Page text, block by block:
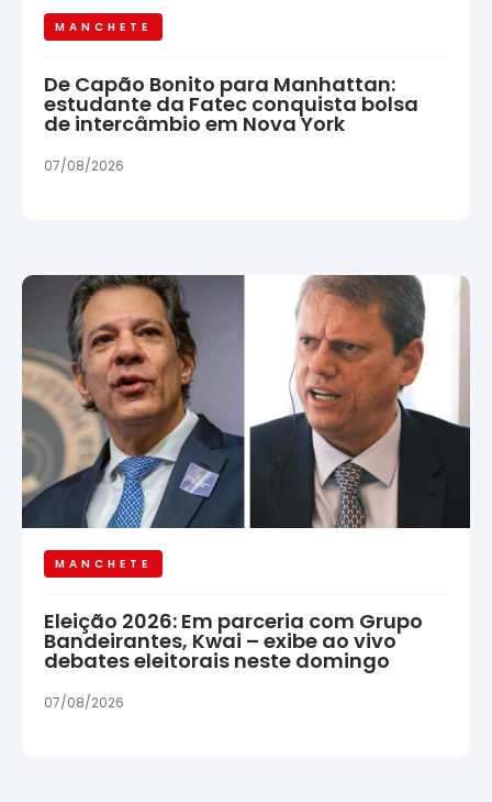
MANCHETE
De Capão Bonito para Manhattan:
estudante da Fatec conquista bolsa
de intercâmbio em Nova York
07/08/2026
MANCHETE
Eleição 2026: Em parceria com Grupo
Bandeirantes, Kwai – exibe ao vivo
debates eleitorais neste domingo
07/08/2026